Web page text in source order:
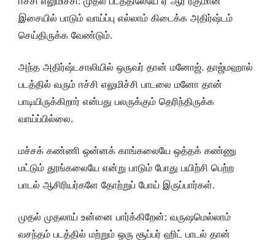
இசையில் பாடும் வாய்ப்பு எல்லாம் கிடைக்க அதிர்ஷ்டம்
செய்திருக்க வேண்டும்.
அந்த அதிர்ஷ்டசாலியில் ஒருவர் தான் மனோஜ். தாஜ்மஹால்
படத்தில் வரும் ஈச்சி எலுமிச்சி பாடலை மனோ தான்
பாடியிருக்கிறார் என்பது பலருக்கும் தெரிந்திருக்க
வாய்ப்பில்லை.
மச்சக் கண்ணி ஒன்னக் காங்கலையே ஒத்தக் கண்ணு
மட்டும் தூங்கலையே என்று பாடும் போது பயிற்சி பெற்ற
பாடல் ஆசிரியர்களே தோற்றுப் போய் இருப்பார்கள்.
முதல் முதலாய் உன்னை பார்க்கிறேன்: வருஷமெல்லாம்
வசந்தம் படத்தில் மற்றும் ஒரு சூப்பர் ஹிட் பாடல் தான்